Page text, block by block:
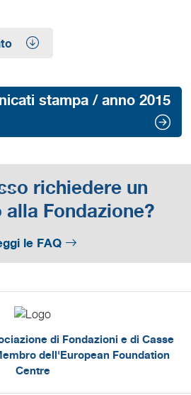
stampa / anno 2015
richiedere un
Fondazione?
le FAQ
di Fondazioni e di Casse
dell'European Foundation
Centre